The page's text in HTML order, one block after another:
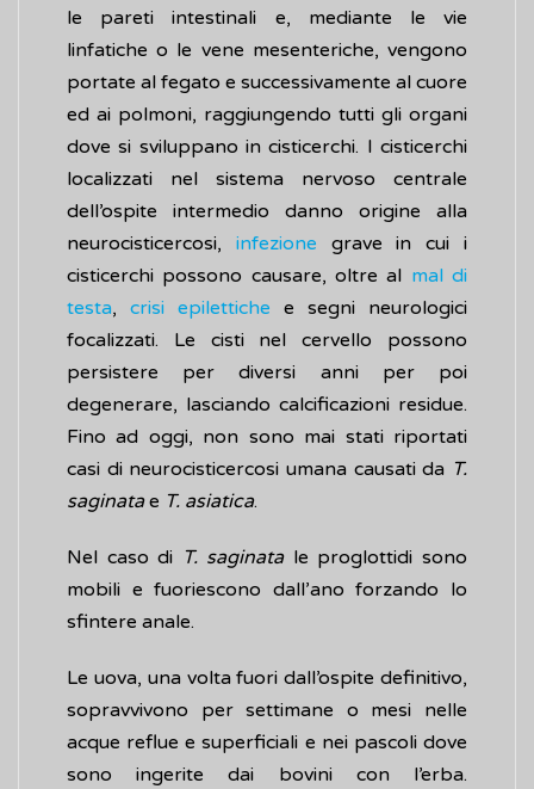
le pareti intestinali e, mediante le vie
linfatiche o le vene mesenteriche, vengono
portate al fegato e successivamente al cuore
ed ai polmoni, raggiungendo tutti gli organi
dove si sviluppano in cisticerchi. I cisticerchi
localizzati nel sistema nervoso centrale
dell’ospite intermedio danno origine alla
neurocisticercosi, infezione grave in cui i
cisticerchi possono causare, oltre al mal di
testa, crisi epilettiche e segni neurologici
focalizzati. Le cisti nel cervello possono
persistere per diversi anni per poi
degenerare, lasciando calcificazioni residue.
Fino ad oggi, non sono mai stati riportati
casi di neurocisticercosi umana causati da T.
saginatae T. asiatica.
Nel caso di T. saginatale proglottidi sono
mobili e fuoriescono dall’ano forzando lo
sfintere anale.
Le uova, una volta fuori dall’ospite definitivo,
sopravvivono per settimane o mesi nelle
acque reflue e superficiali e nei pascoli dove
sono ingerite dai bovini con l’erba.